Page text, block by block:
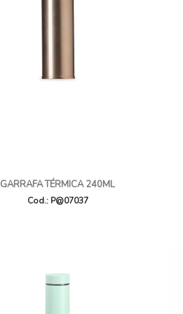
GARRAFA TÉRMICA 240ML
Cod.: P@07037